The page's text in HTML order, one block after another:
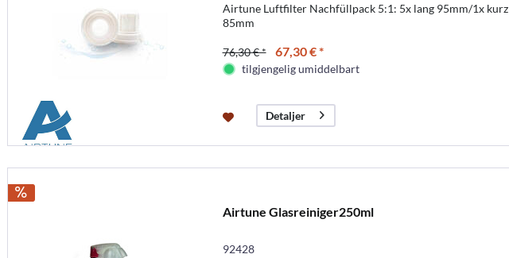
Airtune Luftfilter Nachfüllpack 5:1: 5x lang 95mm/1x kurz
85mm
76,30 € * 67,30 € *
tilgjengelig umiddelbart
Detaljer
Airtune Glasreiniger250ml
92428